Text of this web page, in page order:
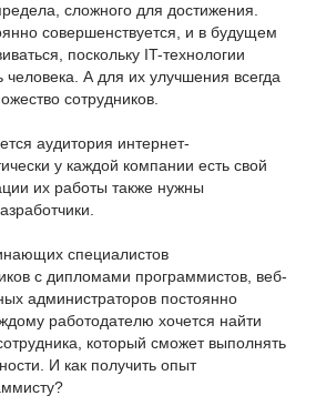
сложного для достижения.
совершенствуется, и в будущем
поскольку IT-технологии
А для их улучшения всегда
сотрудников.
аудитория интернет-
у каждой компании есть свой
их работы также нужны
специалистов
с дипломами программистов, веб-
администраторов постоянно
работодателю хочется найти
который сможет выполнять
И как получить опыт